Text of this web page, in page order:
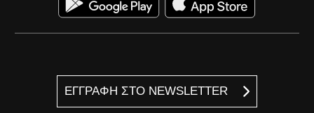
ΕΓΓΡΑΦΗ ΣΤΟ NEWSLETTER